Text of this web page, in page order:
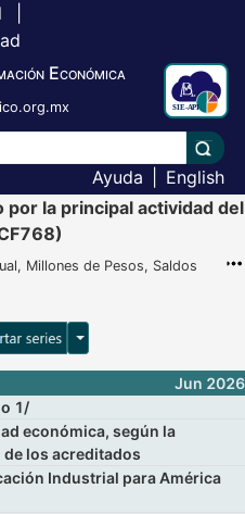
Económica
Ayuda
English
por la principal actividad del
Millones de Pesos, Saldos
exportar cuadroOpciones para exportar
Jun 2026
1/
económica, según la
los acreditados
Industrial para América